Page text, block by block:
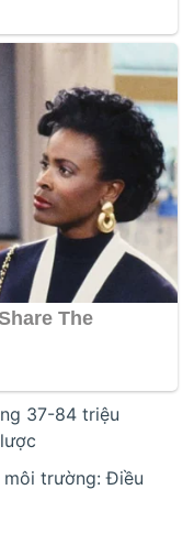
37-84 triệu
trường: Điều